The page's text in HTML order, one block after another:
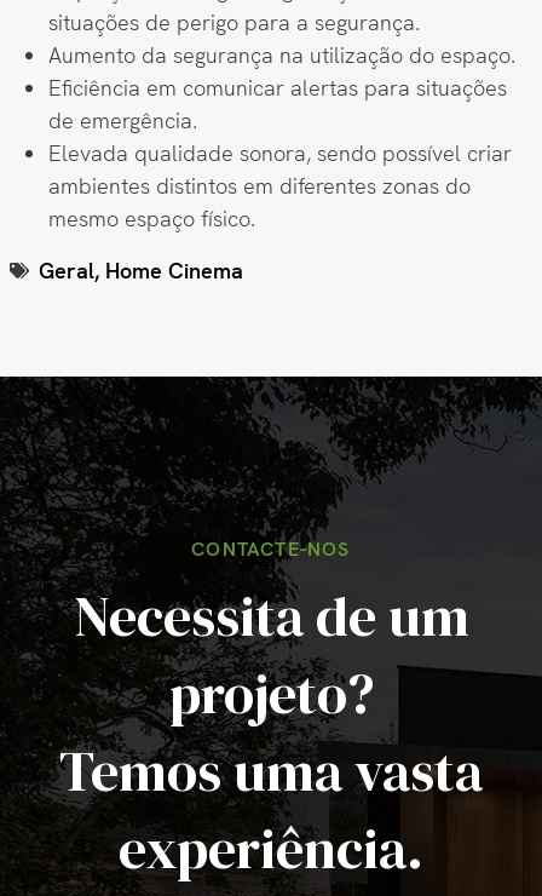
situações de perigo para a segurança.
Aumento da segurança na utilização do espaço.
Eficiência em comunicar alertas para situações
de emergência.
Elevada qualidade sonora, sendo possível criar
ambientes distintos em diferentes zonas do
mesmo espaço físico.
Geral, Home Cinema
CONTACTE-NOS
Necessita de um
projeto?
Temos uma vasta
experiência.